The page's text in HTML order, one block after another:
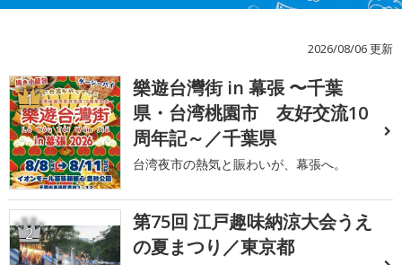
2026/08/06 更新
1
樂遊台灣街 in 幕張 〜千葉
県・台湾桃園市 友好交流10
周年記～／千葉県
台湾夜市の熱気と賑わいが、幕張へ。
2
第75回 江戸趣味納涼大会うえ
の夏まつり／東京都